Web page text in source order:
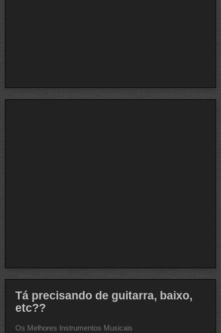
Tá precisando de guitarra, baixo,
etc??
Os Melhores Instrumentos Musicais